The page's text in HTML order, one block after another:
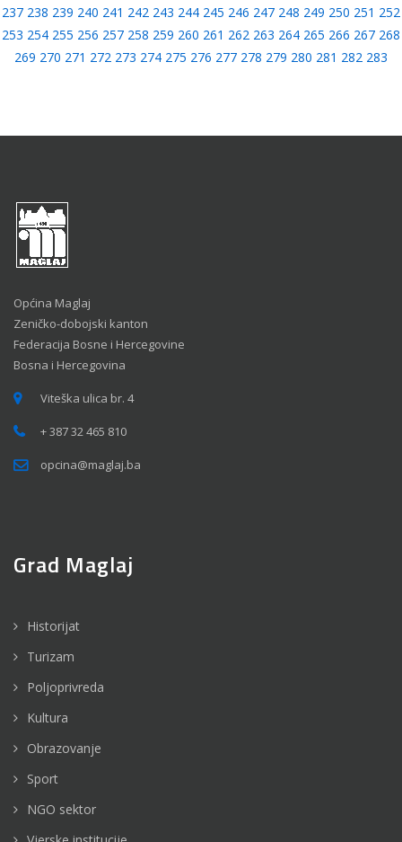
237 238 239 240 241 242 243 244 245 246 247 248 249 250 251 252
253 254 255 256 257 258 259 260 261 262 263 264 265 266 267 268
269 270 271 272 273 274 275 276 277 278 279 280 281 282 283
Općina Maglaj
Zeničko-dobojski kanton
Federacija Bosne i Hercegovine
Bosna i Hercegovina
Viteška ulica br. 4
+ 387 32 465 810
opcina@maglaj.ba
Grad Maglaj
Historijat
Turizam
Poljoprivreda
Kultura
Obrazovanje
Sport
NGO sektor